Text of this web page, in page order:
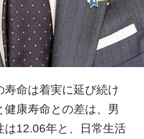
寿命は着実に延び続け
康寿命との差は、男
12.06年と、日常生活